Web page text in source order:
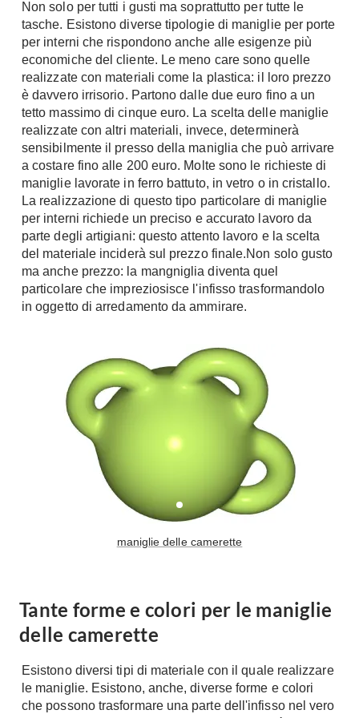
Armadi
Armadio ante Battenti
Armadi ante
Scorrevoli
Cabine Armadio
Armadi su misura
Armadi Angolo
I consigli sugli armadi
Camerette
Camerette Ragazzi
Camerette Bambini
Letti a Castello
Materassi
Lattice
Memory Foam
Reti Letto
Cuscini
Consigli materassi
Cabine Doccia
Idromassaggio
Rubinetteria
Vasche da Bagno
Console
Porte
Blindate
Porte Interne
Porte Scorrevoli
Portoni
Maniglie
Finestre
Finestre Pvc
Finestre Alluminio
Finestre Legno
Persiane
A Chiocciola
Scale Interni
Ringhiere
Rivestimenti
Ceramica
Cotto
Laminato
Pavimenti esterni
Fai da Te
Non solo per tutti i gusti ma soprattutto per tutte le
tasche. Esistono diverse tipologie di maniglie per porte
per interni che rispondono anche alle esigenze più
economiche del cliente. Le meno care sono quelle
realizzate con materiali come la plastica: il loro prezzo
è davvero irrisorio. Partono dalle due euro fino a un
tetto massimo di cinque euro. La scelta delle maniglie
realizzate con altri materiali, invece, determinerà
sensibilmente il presso della maniglia che può arrivare
a costare fino alle 200 euro. Molte sono le richieste di
maniglie lavorate in ferro battuto, in vetro o in cristallo.
La realizzazione di questo tipo particolare di maniglie
per interni richiede un preciso e accurato lavoro da
parte degli artigiani: questo attento lavoro e la scelta
del materiale inciderà sul prezzo finale.Non solo gusto
ma anche prezzo: la mangniglia diventa quel
particolare che impreziosisce l'infisso trasformandolo
in oggetto di arredamento da ammirare.
maniglie delle camerette
Tante forme e colori per le maniglie
delle camerette
Esistono diversi tipi di materiale con il quale realizzare
le maniglie. Esistono, anche, diverse forme e colori
che possono trasformare una parte dell'infisso nel vero